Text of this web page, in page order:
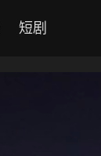
短剧